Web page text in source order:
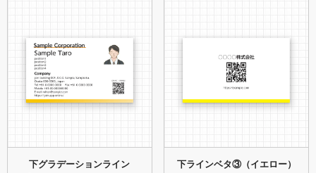
下グラデーションライン
下ラインベタ③（イエロー）